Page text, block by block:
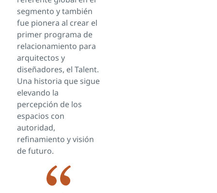
segmento y también
fue pionera al crear el
primer programa de
relacionamiento para
arquitectos y
diseñadores, el Talent.
Una historia que sigue
elevando la
percepción de los
espacios con
autoridad,
refinamiento y visión
de futuro.